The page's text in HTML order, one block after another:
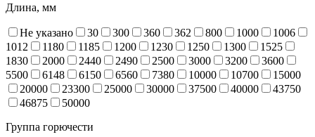
Длина, мм
Не указано 30 300 360 362 800 1000
1006
1012
1180 1185 1200 1230 1250 1300
1525
1830
2000 2440 2490 2500 3000 3200
3600
5500
6148 6150 6560 7380 10000 10700
15000
20000
23300 25000 30000 37500 40000
43750
46875
50000
Группа горючести